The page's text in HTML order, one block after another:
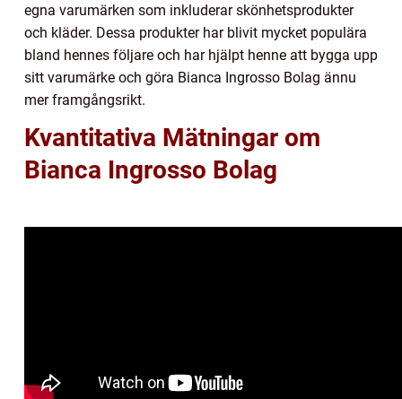
egna varumärken som inkluderar skönhetsprodukter
och kläder. Dessa produkter har blivit mycket populära
bland hennes följare och har hjälpt henne att bygga upp
sitt varumärke och göra Bianca Ingrosso Bolag ännu
mer framgångsrikt.
Kvantitativa Mätningar om
Bianca Ingrosso Bolag